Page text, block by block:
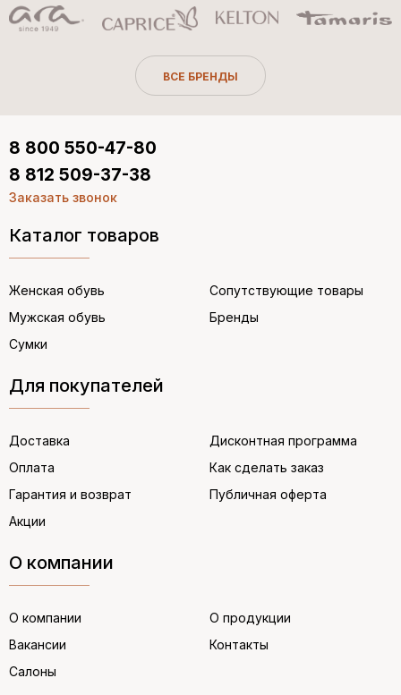
ВСЕ БРЕНДЫ
Каталог товаров
Женская обувь
Мужская обувь
Сумки
Сопутствующие товары
Бренды
Для покупателей
Доставка
Оплата
Гарантия и возврат
Акции
Дисконтная программа
Как сделать заказ
Публичная оферта
О компании
О компании
Вакансии
Салоны
О продукции
Контакты
8 800 550-47-80
8 812 509-37-38
Заказать звонок